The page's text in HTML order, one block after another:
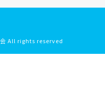
All rights reserved